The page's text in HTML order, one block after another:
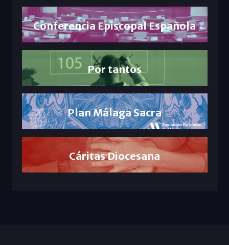
Conferencia Episcopal Española
Por tantos
Plan Málaga Sacra
Cáritas Diocesana